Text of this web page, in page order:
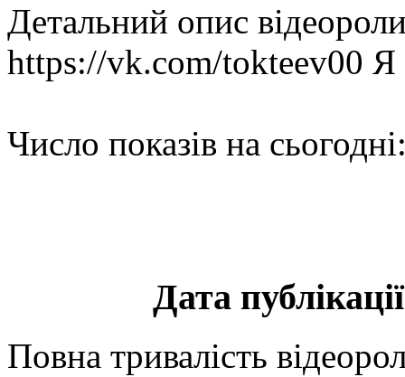
Детальний опис
https://vk.com/tokteev00
Число показів на
Дата
Повна тривалість